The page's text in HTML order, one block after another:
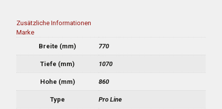
Zusätzliche Informationen
Marke
Breite (mm)
770
Tiefe (mm) 1070
Hohe (mm) 860
Type Pro Line